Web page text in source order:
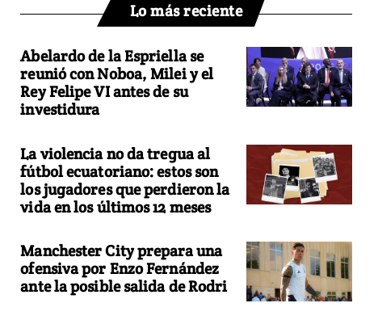
Lo más reciente
Abelardo de la Espriella se
reunió con Noboa, Milei y el
Rey Felipe VI antes de su
investidura
La violencia no da tregua al
fútbol ecuatoriano: estos son
los jugadores que perdieron la
vida en los últimos 12 meses
Manchester City prepara una
ofensiva por Enzo Fernández
ante la posible salida de Rodri